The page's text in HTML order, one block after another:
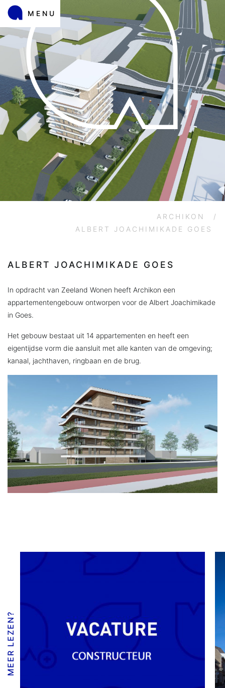
MENU
ARCHIKON
/
ALBERT JOACHIMIKADE GOES
ALBERT JOACHIMIKADE GOES
In opdracht van Zeeland Wonen heeft Archikon een
appartementengebouw ontworpen voor de Albert Joachimikade
in Goes.
Het gebouw bestaat uit 14 appartementen en heeft een
eigentijdse vorm die aansluit met alle kanten van de omgeving;
kanaal, jachthaven, ringbaan en de brug.
MEER LEZEN?